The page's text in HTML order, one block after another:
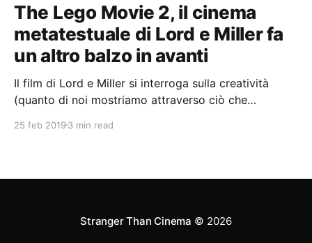
The Lego Movie 2, il cinema
metatestuale di Lord e Miller fa
un altro balzo in avanti
Il film di Lord e Miller si interroga sulla creatività
(quanto di noi mostriamo attraverso ciò che
commerciali e industriali che muovono il mondo dei
25 feb 2019 3 min read
Stranger Than Cinema © 2026